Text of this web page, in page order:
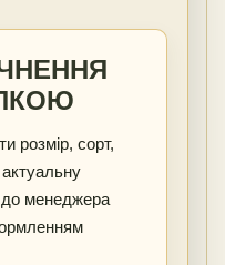
розмір, сорт,
до менеджера